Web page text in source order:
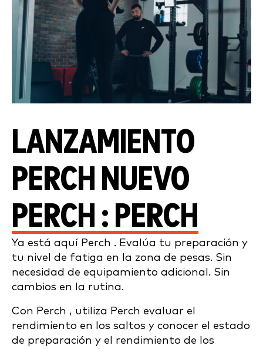
LANZAMIENTO
PERCH NUEVO
PERCH : PERCH
Ya está aquí Perch . Evalúa tu preparación y
tu nivel de fatiga en la zona de pesas. Sin
necesidad de equipamiento adicional. Sin
cambios en la rutina.
Con Perch , utiliza Perch evaluar el
rendimiento en los saltos y conocer el estado
de preparación y el rendimiento de los